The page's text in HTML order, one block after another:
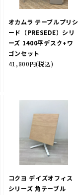
オカムラ テーブルプリシ
ード（PRESEDE）シリ
ーズ 1400平デスク+ワ
ゴンセット
41,800円(税込)
コクヨ デイズオフィス
シリーズ 角テーブル